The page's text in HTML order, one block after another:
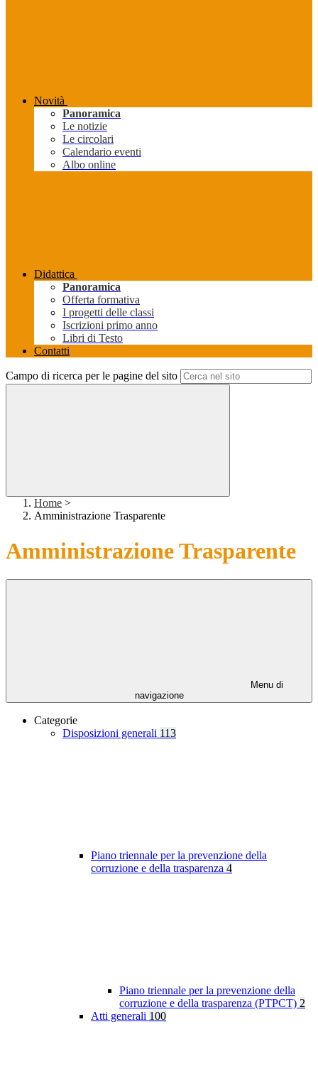
Novità
Panoramica
Le notizie
Le circolari
Calendario eventi
Albo online
Didattica
Panoramica
Offerta formativa
I progetti delle classi
Iscrizioni primo anno
Libri di Testo
Contatti
Campo di ricerca per le pagine del sito
Home >
Amministrazione Trasparente
Amministrazione Trasparente
Menu di
navigazione
Categorie
Disposizioni generali 113
Piano triennale per la prevenzione della
corruzione e della trasparenza 4
Piano triennale per la prevenzione della
corruzione e della trasparenza (PTPCT) 2
Atti generali 100